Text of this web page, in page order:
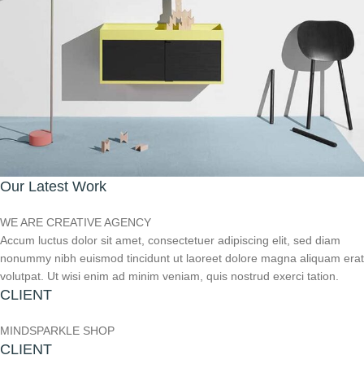
Our Latest Work
WE ARE CREATIVE AGENCY
Accum luctus dolor sit amet, consectetuer adipiscing elit, sed diam
nonummy nibh euismod tincidunt ut laoreet dolore magna aliquam erat
volutpat. Ut wisi enim ad minim veniam, quis nostrud exerci tation.
CLIENT
MINDSPARKLE SHOP
CLIENT